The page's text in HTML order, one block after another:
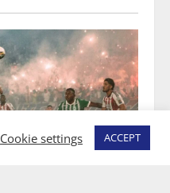
Cookie settings ACCEPT